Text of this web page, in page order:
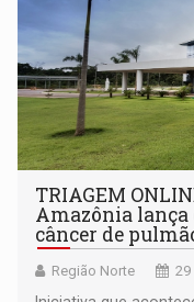
TRIAGEM
Amazônia lança
câncer de
Região Norte 29